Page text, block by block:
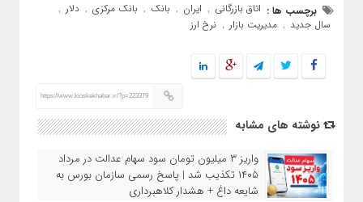
برچسب ها : اتاق بازرگانی , ایران , بانک , بانک مرکزی , دلار ,
سال جدید , مدیریت بازار , نرخ ارز
https://www.kioskekhabar.ir/?p=223379
نوشته های مشابه
واریز ۳ میلیون تومان سود سهام عدالت در مرداد
۱۴۰۵ تکذیب شد | پاسخ رسمی سازمان بورس به
شایعه داغ + هشدار کلاهبرداری